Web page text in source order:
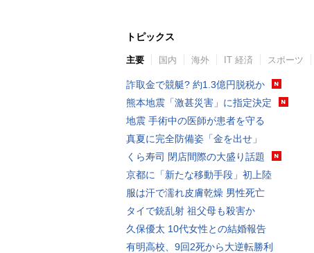
トピックス
主要 国内 海外 IT 経済 スポーツ
詐取金で競艇? 約1.3億円脱税か
熊本地震「激甚災害」に指定決定
地震 手術中の医師が患者を守る
真夏に完全防備姿「金を出せ」
くら寿司 閉店間際の大盛り話題
京都に「新たな移動手段」初上陸
服は汗で濡れ皮膚乾燥 男性死亡
タイで銃乱射 祖父母も殺害か
久保優太 10代女性との結婚報告
有明高校、9回2死から大逆転勝利